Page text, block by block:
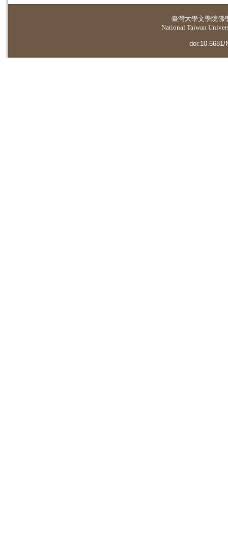
臺灣大學文學院佛
National Taiwan
doi:10.6681/